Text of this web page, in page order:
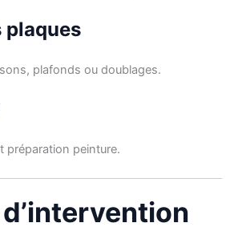
plaques
plafonds ou doublages.
préparation peinture.